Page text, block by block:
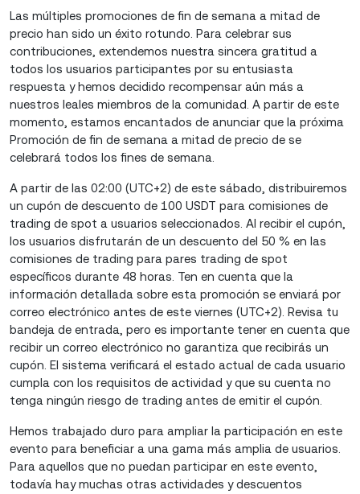
Las múltiples promociones de fin de semana a mitad de
precio han sido un éxito rotundo. Para celebrar sus
contribuciones, extendemos nuestra sincera gratitud a
todos los usuarios participantes por su entusiasta
respuesta y hemos decidido recompensar aún más a
nuestros leales miembros de la comunidad. A partir de este
momento, estamos encantados de anunciar que la próxima
Promoción de fin de semana a mitad de precio de se
celebrará todos los fines de semana.
A partir de las 02:00 (UTC+2) de este sábado, distribuiremos
un cupón de descuento de 100 USDT para comisiones de
trading de spot a usuarios seleccionados. Al recibir el cupón,
los usuarios disfrutarán de un descuento del 50 % en las
comisiones de trading para pares trading de spot
específicos durante 48 horas. Ten en cuenta que la
información detallada sobre esta promoción se enviará por
correo electrónico antes de este viernes (UTC+2). Revisa tu
bandeja de entrada, pero es importante tener en cuenta que
recibir un correo electrónico no garantiza que recibirás un
cupón. El sistema verificará el estado actual de cada usuario
cumpla con los requisitos de actividad y que su cuenta no
tenga ningún riesgo de trading antes de emitir el cupón.
Hemos trabajado duro para ampliar la participación en este
evento para beneficiar a una gama más amplia de usuarios.
Para aquellos que no puedan participar en este evento,
todavía hay muchas otras actividades y descuentos